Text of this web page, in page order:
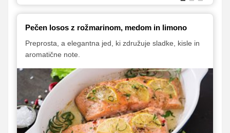
Pečen losos z rožmarinom, medom in limono
Preprosta, a elegantna jed, ki združuje sladke, kisle in
aromatične note.